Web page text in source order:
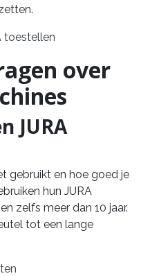
toestellen
over
JURA
gebruikt en hoe goed je
hun JURA
zelfs meer dan 10 jaar.
tot een lange